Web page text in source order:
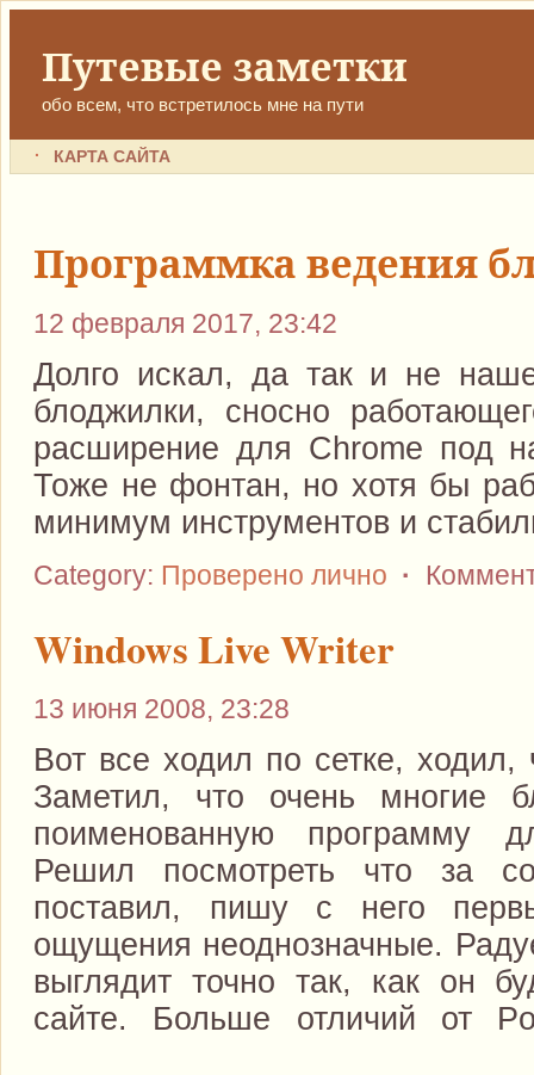
Путевые заметки
обо всем, что встретилось мне на пути
КАРТА САЙТА
Программка ведения
12 февраля 2017, 23:42
Долго искал, да так и не
блоджилки, сносно
расширение для Chrome под
Тоже не фонтан, но хотя бы
минимум инструментов и
Category: Проверено лично ·
Windows Live Writer
13 июня 2008, 23:28
Вот все ходил по сетке, ходил,
Заметил, что очень многие
поименованную программу
Решил посмотреть что за
поставил, пишу с него
ощущения неоднозначные.
выглядит точно так, как он
сайте. Больше отличий от